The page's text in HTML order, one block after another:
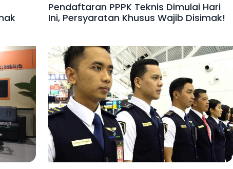
Pendaftaran PPPK Teknis Dimulai Hari
Ini, Persyaratan Khusus Wajib Disimak!